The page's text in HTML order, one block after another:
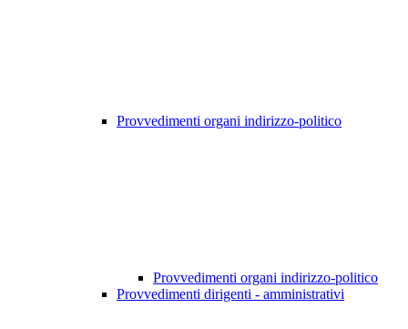
Provvedimenti organi indirizzo-politico
Provvedimenti organi indirizzo-politico
Provvedimenti dirigenti - amministrativi